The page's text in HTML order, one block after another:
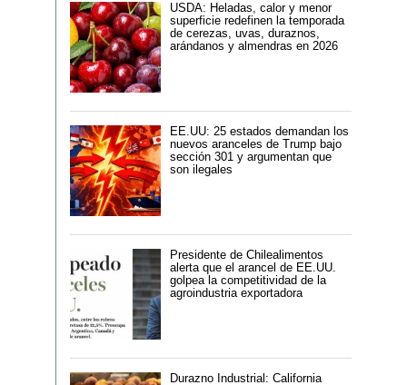
USDA: Heladas, calor y menor
superficie redefinen la temporada
de cerezas, uvas, duraznos,
arándanos y almendras en 2026
EE.UU: 25 estados demandan los
nuevos aranceles de Trump bajo
sección 301 y argumentan que
son ilegales
Presidente de Chilealimentos
alerta que el arancel de EE.UU.
golpea la competitividad de la
agroindustria exportadora
Durazno Industrial: California